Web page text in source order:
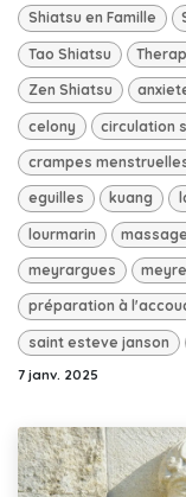
Shiatsu en Famille
Tao Shiatsu
Zen Shiatsu
celony circulation
crampes
eguilles kuang
lourmarin
meyrargues
préparation à
saint esteve janson
7 janv. 2025